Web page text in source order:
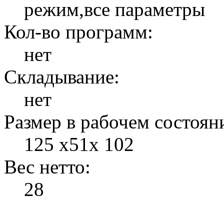
режим,все параметры
Кол-во программ:
нет
Складывание:
нет
Размер в рабочем
125 х51х 102
Вес нетто:
28